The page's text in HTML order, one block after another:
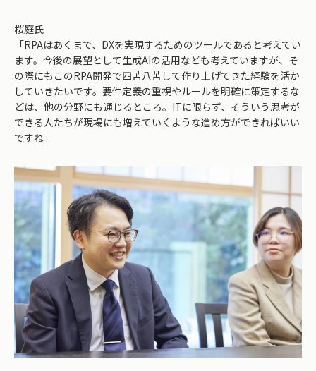
桜庭氏
「RPAはあくまで、DXを実現するためのツールであると考えてい
ます。今後の展望として生成AIの活用なども考えていますが、そ
の際にもこのRPA開発で四苦八苦して作り上げてきた経験を活か
していきたいです。要件定義の重視やルールを明確に策定するな
どは、他の分野にも通じるところ。ITに限らず、そういう思考が
できる人たちが現場にも増えていくような進め方ができればいい
ですね」